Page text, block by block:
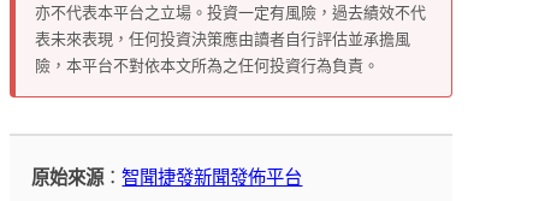
亦不代表本平台之立場。投資一定有風險，過去績效不代
表未來表現，任何投資決策應由讀者自行評估並承擔風
險，本平台不對依本文所為之任何投資行為負責。
原始來源：智聞捷發新聞發佈平台